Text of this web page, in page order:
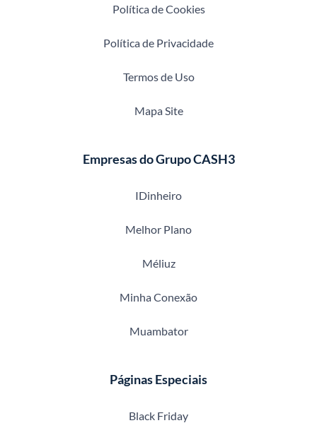
Política de Cookies
Política de Privacidade
Termos de Uso
Mapa Site
Empresas do Grupo CASH3
IDinheiro
Melhor Plano
Méliuz
Minha Conexão
Muambator
Páginas Especiais
Black Friday